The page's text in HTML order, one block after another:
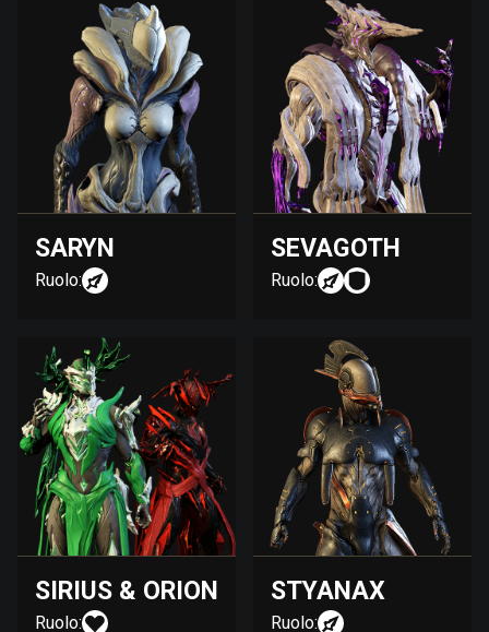
SARYN
Ruolo:
SEVAGOTH
Ruolo:
SIRIUS & ORION
Ruolo:
STYANAX
Ruolo: